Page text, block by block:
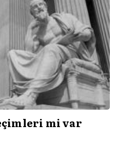
mi var